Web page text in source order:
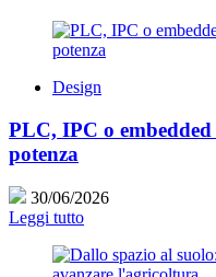
Design
PLC, IPC o embedded
potenza
30/06/2026
Leggi tutto